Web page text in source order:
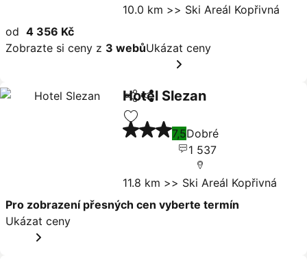
10.0 km >> Ski Areál Kopřivná
od 4 356 Kč
Zobrazte si ceny z 3 webůUkázat ceny
Sdílet
Přidat na seznam oblíbených
Hotel Slezan
Ukázat ceny
3 Počet hvězdiček
7,5Dobré
1 537
11.8 km >> Ski Areál Kopřivná
Pro zobrazení přesných cen vyberte termín
Ukázat ceny